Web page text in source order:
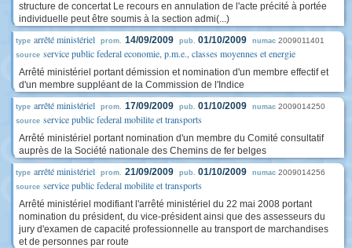
structure de concertat Le recours en annulation de l'acte précité à portée
individuelle peut être soumis à la section admi(...)
type arrêté ministériel prom. 14/09/2009 pub. 01/10/2009 numac 2009011401
source service public federal economie, p.m.e., classes moyennes et energie
Arrêté ministériel portant démission et nomination d'un membre effectif et
d'un membre suppléant de la Commission de l'Indice
type arrêté ministériel prom. 17/09/2009 pub. 01/10/2009 numac 2009014250
source service public federal mobilite et transports
Arrêté ministériel portant nomination d'un membre du Comité consultatif
auprès de la Société nationale des Chemins de fer belges
type arrêté ministériel prom. 21/09/2009 pub. 01/10/2009 numac 2009014256
source service public federal mobilite et transports
Arrêté ministériel modifiant l'arrêté ministériel du 22 mai 2008 portant
nomination du président, du vice-président ainsi que des assesseurs du
jury d'examen de capacité professionnelle au transport de marchandises
et de personnes par route